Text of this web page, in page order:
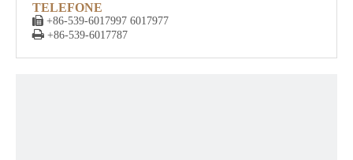
TELEFONE
 +86-539-6017997 6017977
 +86-539-6017787